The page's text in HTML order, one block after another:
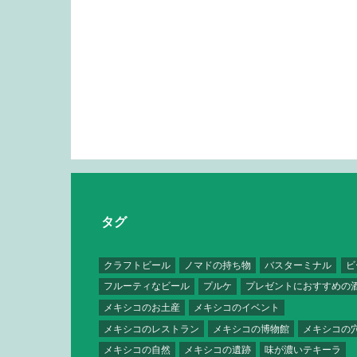
タグ
クラフトビール ノマドの持ち物 バスターミナル
フルーティなビール
プルケ
プレゼントにおすすめの
メキシコのお土産
メキシコのイベント
メキシコのレストラン
メキシコの博物館
メキシコの
メキシコの自然
メキシコの遺跡 味が濃いテキーラ